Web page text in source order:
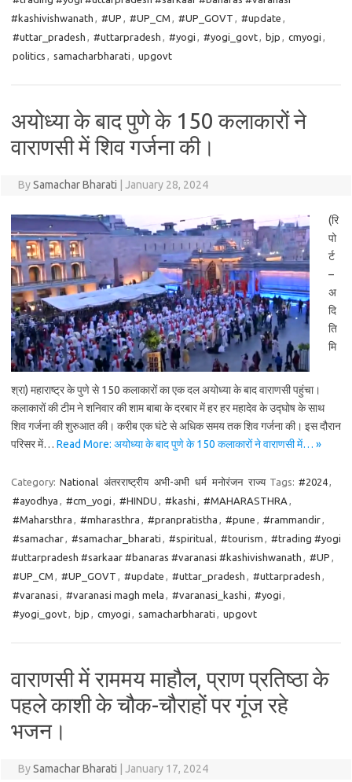
#kashivishwanath , #UP , #UP_CM , #UP_GOVT , #update ,
#uttar_pradesh , #uttarpradesh , #yogi , #yogi_govt, bjp , cmyogi ,
politics , samacharbharati , upgovt
अयोध्या के बाद पुणे के 150 कलाकारों ने
वाराणसी में शिव गर्जना की।
BySamachar Bharati January 28, 2024
(रि
पो
र्ट
–
अ
दि
ति
मि
श्रा) महाराष्ट्र के पुणे से 150 कलाकारों का एक दल अयोध्या के बाद वाराणसी पहुंचा।
कलाकारों की टीम ने शनिवार की शाम बाबा के दरबार में हर हर महादेव के उद्घोष के साथ
शिव गर्जना की शुरुआत की। करीब एक घंटे से अधिक समय तक शिव गर्जना की। इस दौरान
परिसर में… Read More: अयोध्या के बाद पुणे के 150 कलाकारों ने वाराणसी में… »
Category: National अंतरराष्ट्रीय अभी-अभी धर्म मनोरंजन राज्य Tags: #2024,
#ayodhya , #cm_yogi , #HINDU , #kashi , #MAHARASTHRA ,
#Maharsthra , #mharasthra , #pranpratistha , #pune , #rammandir,
#samachar, #samachar_bharati , #spiritual, #tourism , #trading #yogi
#uttarpradesh #sarkaar #banaras #varanasi #kashivishwanath , #UP ,
#UP_CM , #UP_GOVT , #update , #uttar_pradesh , #uttarpradesh ,
#varanasi , #varanasi magh mela , #varanasi_kashi , #yogi ,
#yogi_govt, bjp , cmyogi , samacharbharati , upgovt
वाराणसी में राममय माहौल, प्राण प्रतिष्ठा के
पहले काशी के चौक-चौराहों पर गूंज रहे
भजन।
BySamachar Bharati January 17, 2024